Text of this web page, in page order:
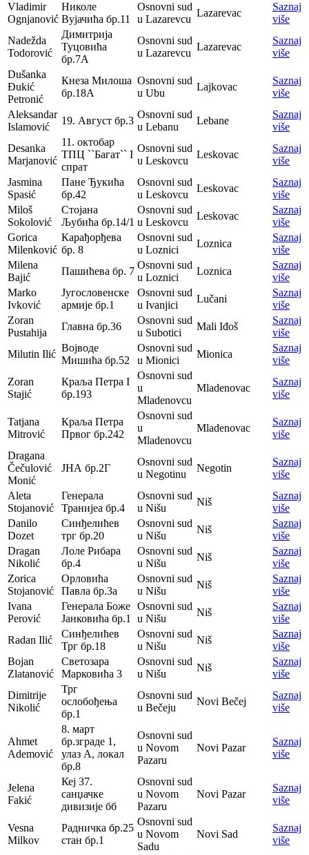
Vladimir
Ognjanović
Николе
Вујачића бр.11
Osnovni sud
u Lazarevcu
Lazarevac
Saznaj
više
Nadežda
Todorović
Димитрија
Туцовића
бр.7А
Osnovni sud
u Lazarevcu
Lazarevac
Saznaj
više
Dušanka
Đukić
Petronić
Кнеза Милоша
бр.18А
Osnovni sud
u Ubu
Lajkovac
Saznaj
više
Aleksandar
Islamović
19. Август бр.3
Osnovni sud
u Lebanu
Lebane
Saznaj
više
Desanka
Marjanović
11. октобар
ТПЦ ``Багат`` I
спрат
Osnovni sud
u Leskovcu
Leskovac
Saznaj
više
Jasmina
Spasić
Пане Ђукића
бр.42
Osnovni sud
u Leskovcu
Leskovac
Saznaj
više
Miloš
Sokolović
Стојана
Љубића бр.14/1
Osnovni sud
u Leskovcu
Leskovac
Saznaj
više
Gorica
Milenković
Карађорђева
бр. 8
Osnovni sud
u Loznici
Loznica
Saznaj
više
Milena
Bajić
Пашићева бр. 7
Osnovni sud
u Loznici
Loznica
Saznaj
više
Marko
Ivković
Југословенске
армије бр.1
Osnovni sud
u Ivanjici
Lučani
Saznaj
više
Zoran
Pustahija
Главна бр.36
Osnovni sud
u Subotici
Mali Iđoš
Saznaj
više
Milutin Ilić
Војводе
Мишића бр.52
Osnovni sud
u Mionici
Mionica
Saznaj
više
Zoran
Stajić
Краља Петра I
бр.193
Osnovni sud
u
Mladenovcu
Mladenovac
Saznaj
više
Tatjana
Mitrović
Краља Петра
Првог бр.242
Osnovni sud
u
Mladenovcu
Mladenovac
Saznaj
više
Dragana
Čečulović
Monić
ЈНА бр.2Г
Osnovni sud
u Negotinu
Negotin
Saznaj
više
Aleta
Stojanović
Генерала
Транијеа бр.4
Osnovni sud
u Nišu
Niš
Saznaj
više
Danilo
Dozet
Синђелићев
трг бр.20
Osnovni sud
u Nišu
Niš
Saznaj
više
Dragan
Nikolić
Лоле Рибара
бр.4
Osnovni sud
u Nišu
Niš
Saznaj
više
Zorica
Stojanović
Орловића
Павла бр.3а
Osnovni sud
u Nišu
Niš
Saznaj
više
Ivana
Perović
Генерала Боже
Јанковића бр.1
Osnovni sud
u Nišu
Niš
Saznaj
više
Radan Ilić
Синђелићев
Трг бр.18
Osnovni sud
u Nišu
Niš
Saznaj
više
Bojan
Zlatanović
Светозара
Марковића 3
Osnovni sud
u Nišu
Niš
Saznaj
više
Dimitrije
Nikolić
Трг
ослобођења
бр.1
Osnovni sud
u Bečeju
Novi Bečej
Saznaj
više
Ahmet
Ademović
8. март
бр.зграде 1,
улаз А, локал
бр.8
Osnovni sud
u Novom
Pazaru
Novi Pazar
Saznaj
više
Jelena
Fakić
Кеј 37.
санџачке
дивизије бб
Osnovni sud
u Novom
Pazaru
Novi Pazar
Saznaj
više
Vesna
Milkov
Радничка бр.25
стан бр.1
Osnovni sud
u Novom
Sadu
Novi Sad
Saznaj
više